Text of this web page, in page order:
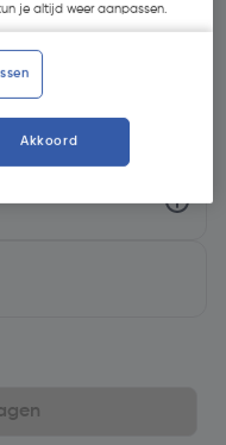
je altijd weer aanpassen.
Akkoord